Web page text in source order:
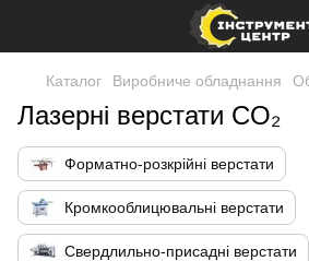
Каталог Виробниче обладнання
Лазерні верстати CO₂
Форматно-розкрійні верстати
Кромкооблицювальні верстати
Свердлильно-присадні верстати